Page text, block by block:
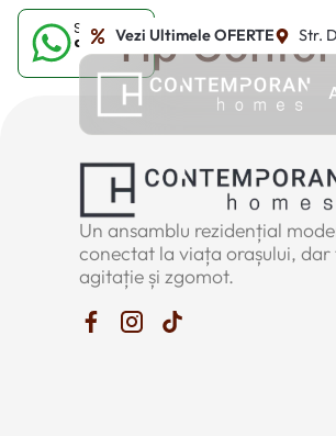
Vezi Ultimele OFERTE Str.
Tip
Sună-ne
acum
Un ansamblu rezidențial
conectat la viața orașului,
agitație și zgomot.